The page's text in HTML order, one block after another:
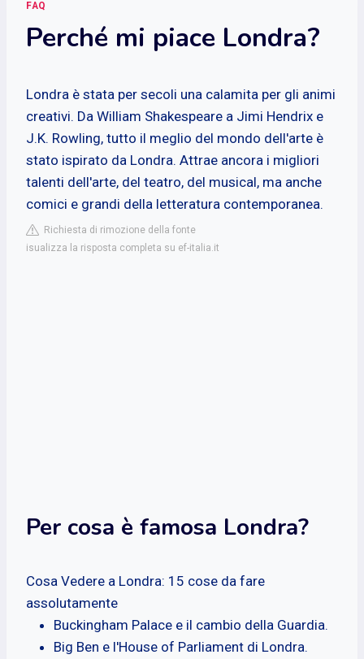
FAQ
Perché mi piace Londra?
Londra è stata per secoli una calamita per gli animi
creativi. Da William Shakespeare a Jimi Hendrix e
J.K. Rowling, tutto il meglio del mondo dell'arte è
stato ispirato da Londra. Attrae ancora i migliori
talenti dell'arte, del teatro, del musical, ma anche
comici e grandi della letteratura contemporanea.
Richiesta di rimozione della fonte
isualizza la risposta completa su ef-italia.it
Per cosa è famosa Londra?
Cosa Vedere a Londra: 15 cose da fare
assolutamente
Buckingham Palace e il cambio della Guardia.
Big Ben e l'House of Parliament di Londra.